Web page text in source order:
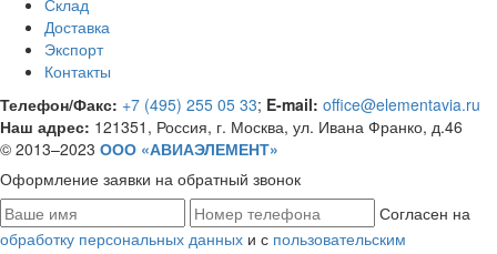
Доставка
Экспорт
Контакты
Телефон/Факс: +7 (495) 255 05 33; E-mail: office@elementavia.ru
Наш адрес: 121351, Россия, г. Москва, ул. Ивана Франко, д.46
© 2013–2023 ООО «АВИАЭЛЕМЕНТ»
Оформление заявки на обратный звонок
Согласен на
обработку персональных данных и с пользовательским